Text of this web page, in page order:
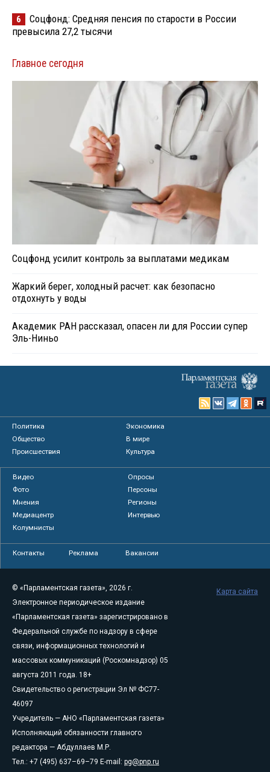
6
Соцфонд: Средняя пенсия по старости в России
превысила 27,2 тысячи
Главное сегодня
Соцфонд усилит контроль за выплатами медикам
Жаркий берег, холодный расчет: как безопасно
отдохнуть у воды
Академик РАН рассказал, опасен ли для России супер
Эль-Ниньо
Политика
Экономика
Общество
В мире
Происшествия
Культура
Видео
Опросы
Фото
Персоны
Мнения
Регионы
Медиацентр
Интервью
Колумнисты
Контакты Реклама Вакансии
© «Парламентская газета», 2026 г.
Электронное периодическое издание
«Парламентская газета» зарегистрировано в
Федеральной службе по надзору в сфере
связи, информационных технологий и
массовых коммуникаций (Роскомнадзор) 05
августа 2011 года. 18+
Свидетельство о регистрации Эл № ФС77-
46097
Учредитель — АНО «Парламентская газета»
Исполняющий обязанности главного
редактора — Абдуллаев М.Р.
Тел.: +7 (495) 637–69–79 E-mail: pg@pnp.ru
Карта сайта